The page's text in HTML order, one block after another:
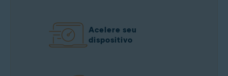
Acelere seu
dispositivo